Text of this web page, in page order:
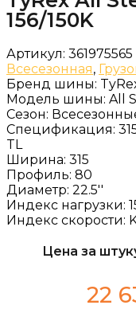
156/150K
Артикул: 361975565
Всесезонная,
Бренд шины:
Модель шины: All
Сезон:
Спецификация:
TL
Ширина: 315
Профиль: 80
Диаметр: 22.5''
Индекс нагрузки:
Индекс скорости:
Цена за
22